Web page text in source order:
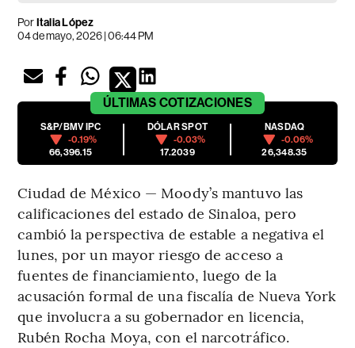
PorItalia López
04 de mayo, 2026 | 06:44 PM
ÚLTIMAS COTIZACIONES
S&P/BMV IPC
-0.19%
66,396.15
DÓLAR SPOT
-0.03%
17.2039
NASDAQ
-0.06%
26,348.35
Ciudad de México — Moody’s mantuvo las
calificaciones del estado de Sinaloa, pero
cambió la perspectiva de estable a negativa el
lunes, por un mayor riesgo de acceso a
fuentes de financiamiento, luego de la
acusación formal de una fiscalía de Nueva York
que involucra a su gobernador en licencia,
Rubén Rocha Moya, con el narcotráfico.